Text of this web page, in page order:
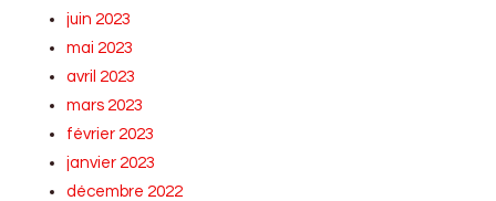
juin 2023
mai 2023
avril 2023
mars 2023
février 2023
janvier 2023
décembre 2022